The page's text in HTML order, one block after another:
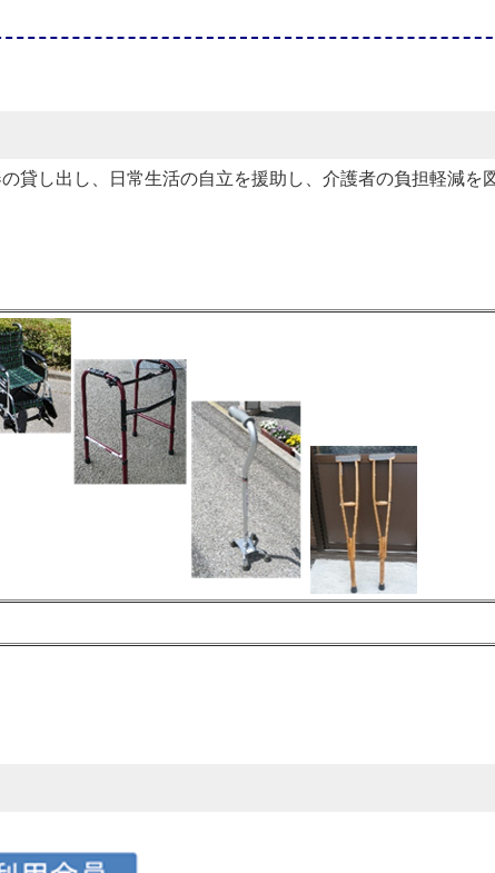
貸し出し、日常生活の自立を援助し、介護者の負担軽減を